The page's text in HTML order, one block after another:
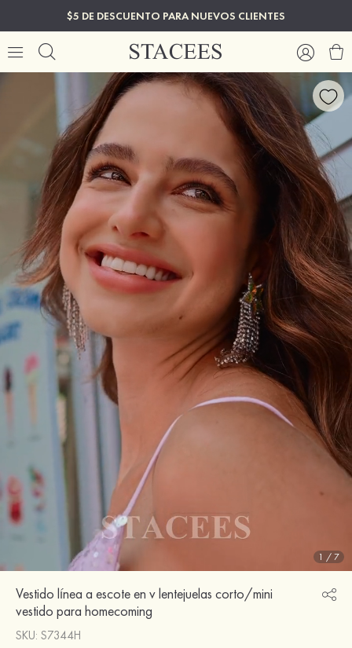
$5 DE DESCUENTO PARA NUEVOS CLIENTES
1 /7
Vestido línea a escote en v lentejuelas corto/mini
vestido para homecoming
SKU: S7344H